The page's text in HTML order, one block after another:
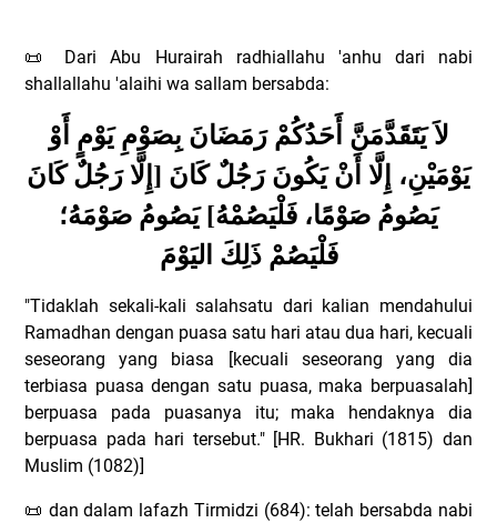
📜
Dari Abu Hurairah radhiallahu 'anhu dari nabi
shallallahu 'alaihi wa sallam bersabda:
لاَ يَتَقَدَّمَنَّ أَحَدُكُمْ رَمَضَانَ بِصَوْمِ يَوْمٍ أَوْ
يَوْمَيْنِ، إِلَّا أَنْ يَكُونَ رَجُلٌ كَانَ [إِلَّا رَجُلٌ كَانَ
يَصُومُ صَوْمًا، فَلْيَصُمْهُ] يَصُومُ صَوْمَهُ؛
فَلْيَصُمْ ذَلِكَ اليَوْمَ
"Tidaklah sekali-kali salahsatu dari kalian mendahului
Ramadhan dengan puasa satu hari atau dua hari, kecuali
seseorang yang biasa [kecuali seseorang yang dia
terbiasa puasa dengan satu puasa, maka berpuasalah]
berpuasa pada puasanya itu; maka hendaknya dia
berpuasa pada hari tersebut." [HR. Bukhari (1815) dan
Muslim (1082)]
📜 dan dalam lafazh Tirmidzi (684): telah bersabda nabi